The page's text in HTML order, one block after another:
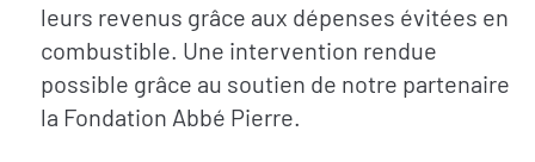
leurs revenus grâce aux dépenses évitées en
combustible. Une intervention rendue
possible grâce au soutien de notre partenaire
la Fondation Abbé Pierre.